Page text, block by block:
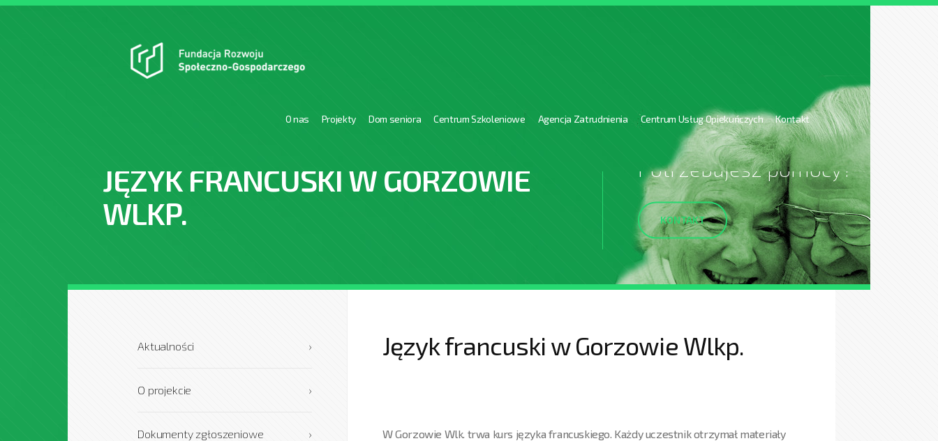
O nas Projekty Dom seniora Centrum Szkoleniowe Agencja Zatrudnienia Centrum Usług Opiekuńczych Kontakt
JĘZYK FRANCUSKI W GORZOWIE
WLKP.
Potrzebujesz pomocy?
KONTAKT
›
Aktualności
›
O projekcie
›
Dokumenty zgłoszeniowe
Język francuski w Gorzowie Wlkp.
W Gorzowie Wlk. trwa kurs języka francuskiego. Każdy uczestnik otrzymał materiały